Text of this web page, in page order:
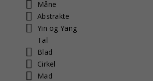
Måne
Abstrakte
Yin og Yang
Tal
Blad
Cirkel
Mad